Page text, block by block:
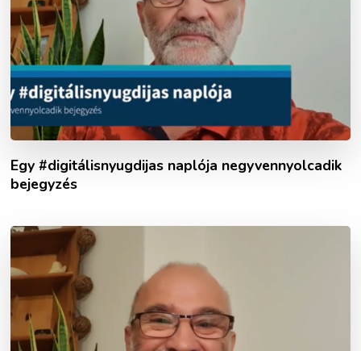
Egy #digitálisnyugdijas naplója negyvennyolcadik
bejegyzés